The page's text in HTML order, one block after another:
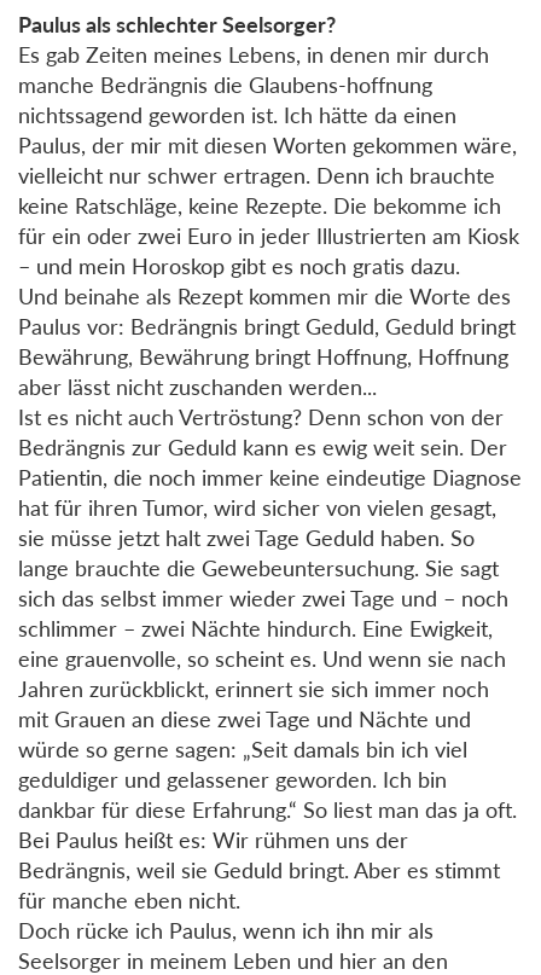
Paulus als schlechter Seelsorger?
Es gab Zeiten meines Lebens, in denen mir durch
manche Bedrängnis die Glaubens-hoffnung
nichtssagend geworden ist. Ich hätte da einen
Paulus, der mir mit diesen Worten gekommen wäre,
vielleicht nur schwer ertragen. Denn ich brauchte
keine Ratschläge, keine Rezepte. Die bekomme ich
für ein oder zwei Euro in jeder Illustrierten am Kiosk
– und mein Horoskop gibt es noch gratis dazu.
Und beinahe als Rezept kommen mir die Worte des
Paulus vor: Bedrängnis bringt Geduld, Geduld bringt
Bewährung, Bewährung bringt Hoffnung, Hoffnung
aber lässt nicht zuschanden werden...
Ist es nicht auch Vertröstung? Denn schon von der
Bedrängnis zur Geduld kann es ewig weit sein. Der
Patientin, die noch immer keine eindeutige Diagnose
hat für ihren Tumor, wird sicher von vielen gesagt,
sie müsse jetzt halt zwei Tage Geduld haben. So
lange brauchte die Gewebeuntersuchung. Sie sagt
sich das selbst immer wieder zwei Tage und – noch
schlimmer – zwei Nächte hindurch. Eine Ewigkeit,
eine grauenvolle, so scheint es. Und wenn sie nach
Jahren zurückblickt, erinnert sie sich immer noch
mit Grauen an diese zwei Tage und Nächte und
würde so gerne sagen: „Seit damals bin ich viel
geduldiger und gelassener geworden. Ich bin
dankbar für diese Erfahrung.“ So liest man das ja oft.
Bei Paulus heißt es: Wir rühmen uns der
Bedrängnis, weil sie Geduld bringt. Aber es stimmt
für manche eben nicht.
Doch rücke ich Paulus, wenn ich ihn mir als
Seelsorger in meinem Leben und hier an den